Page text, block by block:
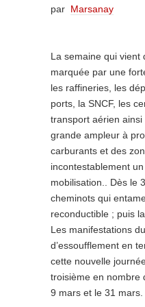
par Marsanay
La semaine qui vient
marquée par une
les raffineries, les
ports, la SNCF, les
transport aérien
grande ampleur à
carburants et des
incontestablement
mobilisation.. Dès le
cheminots qui
reconductible ; puis
Les manifestations
d’essoufflement en
cette nouvelle
troisième en nombre
9 mars et le 31 mars.